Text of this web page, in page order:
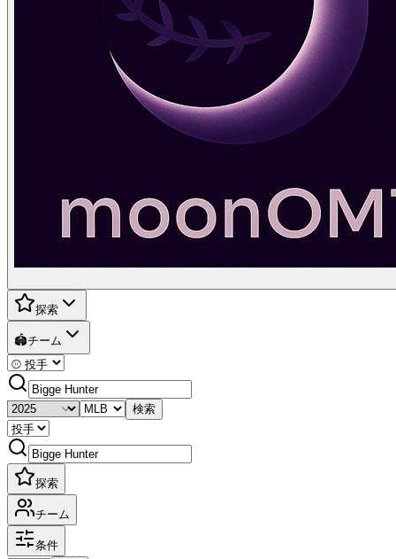
探索
🏟️チーム
検索
探索
チーム
条件